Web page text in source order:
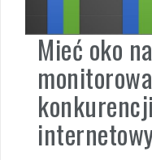
Mieć oko